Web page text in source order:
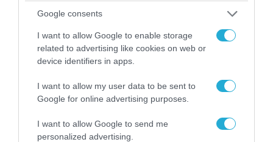
Google consents
I want to allow Google to enable storage
related to advertising like cookies on web or
device identifiers in apps.
I want to allow my user data to be sent to
Google for online advertising purposes.
I want to allow Google to send me
personalized advertising.
04.08.2026 | 15:02
Αυτή την ώρα το τελευταίο «αντίο» στον πρώην
υπουργό Ι.Βαρβιτσιώτη (φωτο)